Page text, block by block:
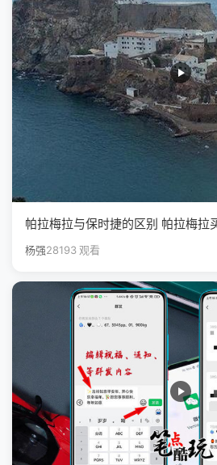
帕拉梅拉与保时捷的区别 帕拉梅拉
杨强28193 观看